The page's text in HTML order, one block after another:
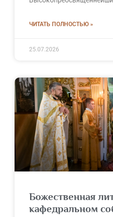
ЧИТАТЬ ПОЛНОСТЬЮ »
25.07.2026
Божественная
кафедральном